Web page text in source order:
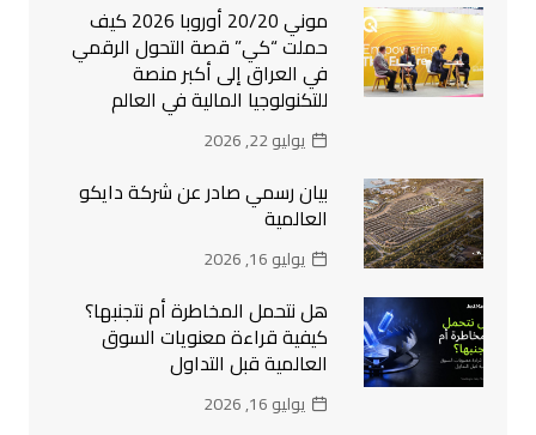
موني 20/20 أوروبا 2026 كيف
حملت “كي” قصة التحول الرقمي
في العراق إلى أكبر منصة
للتكنولوجيا المالية في العالم
يوليو 22, 2026
بيان رسمي صادر عن شركة دايكو
العالمية
يوليو 16, 2026
هل نتحمل المخاطرة أم نتجنبها؟
كيفية قراءة معنويات السوق
العالمية قبل التداول
يوليو 16, 2026